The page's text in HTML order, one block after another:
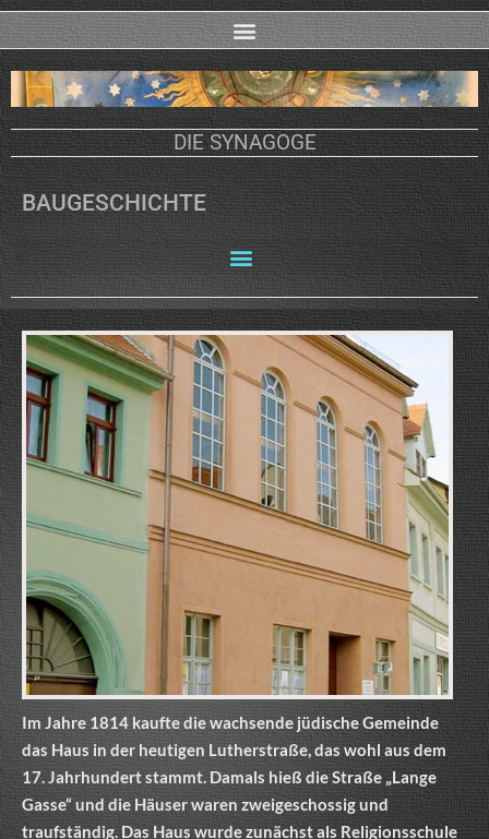
DIE SYNAGOGE
BAUGESCHICHTE
Im Jahre 1814 kaufte die wachsende jüdische Gemeinde
das Haus in der heutigen Lutherstraße, das wohl aus dem
17. Jahrhundert stammt. Damals hieß die Straße „Lange
Gasse“ und die Häuser waren zweigeschossig und
traufständig. Das Haus wurde zunächst als Religionsschule